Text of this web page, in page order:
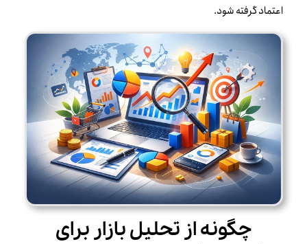
اعتماد گرفته شود.
چگونه از تحلیل بازار برای